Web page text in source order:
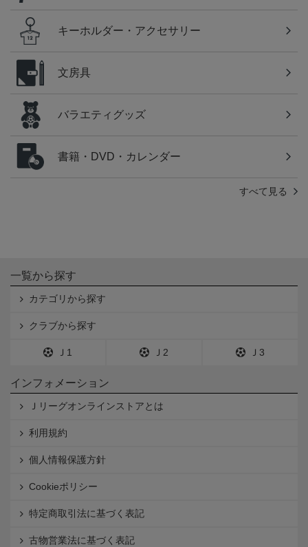
キーホルダー・アクセサリー
文房具
バラエティグッズ
書籍・DVD・カレンダー
すべて見る
一覧から探す
カテゴリから探す
クラブから探す
Ｊ1 Ｊ2 Ｊ3
インフォメーション
Ｊリーグオンラインストアとは
利用規約
個人情報保護方針
Cookieポリシー
特定商取引法に基づく表記
古物営業法に基づく表記